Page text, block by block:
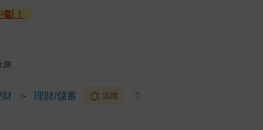
！
限
財 ＞ 理財/儲蓄 追蹤 ?